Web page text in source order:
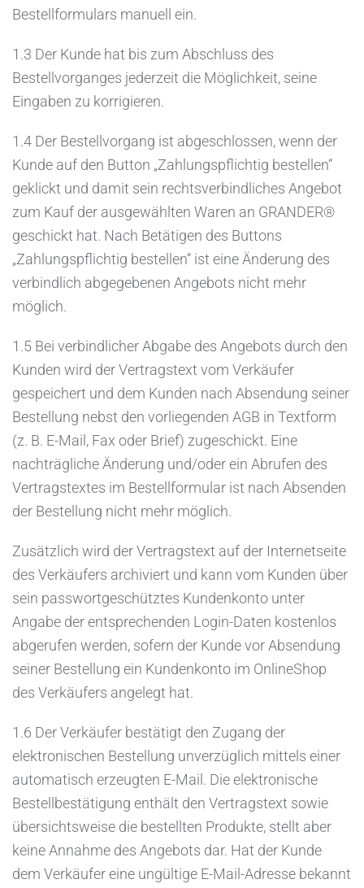
Bestellformulars manuell ein.
1.3 Der Kunde hat bis zum Abschluss des
Bestellvorganges jederzeit die Möglichkeit, seine
Eingaben zu korrigieren.
1.4 Der Bestellvorgang ist abgeschlossen, wenn der
Kunde auf den Button „Zahlungspflichtig bestellen“
geklickt und damit sein rechtsverbindliches Angebot
zum Kauf der ausgewählten Waren an GRANDER®
geschickt hat. Nach Betätigen des Buttons
„Zahlungspflichtig bestellen“ ist eine Änderung des
verbindlich abgegebenen Angebots nicht mehr
möglich.
1.5 Bei verbindlicher Abgabe des Angebots durch den
Kunden wird der Vertragstext vom Verkäufer
gespeichert und dem Kunden nach Absendung seiner
Bestellung nebst den vorliegenden AGB in Textform
(z. B. E-Mail, Fax oder Brief) zugeschickt. Eine
nachträgliche Änderung und/oder ein Abrufen des
Vertragstextes im Bestellformular ist nach Absenden
der Bestellung nicht mehr möglich.
Zusätzlich wird der Vertragstext auf der Internetseite
des Verkäufers archiviert und kann vom Kunden über
sein passwortgeschütztes Kundenkonto unter
Angabe der entsprechenden Login-Daten kostenlos
abgerufen werden, sofern der Kunde vor Absendung
seiner Bestellung ein Kundenkonto im OnlineShop
des Verkäufers angelegt hat.
1.6 Der Verkäufer bestätigt den Zugang der
elektronischen Bestellung unverzüglich mittels einer
automatisch erzeugten E-Mail. Die elektronische
Bestellbestätigung enthält den Vertragstext sowie
übersichtsweise die bestellten Produkte, stellt aber
keine Annahme des Angebots dar. Hat der Kunde
dem Verkäufer eine ungültige E-Mail-Adresse bekannt